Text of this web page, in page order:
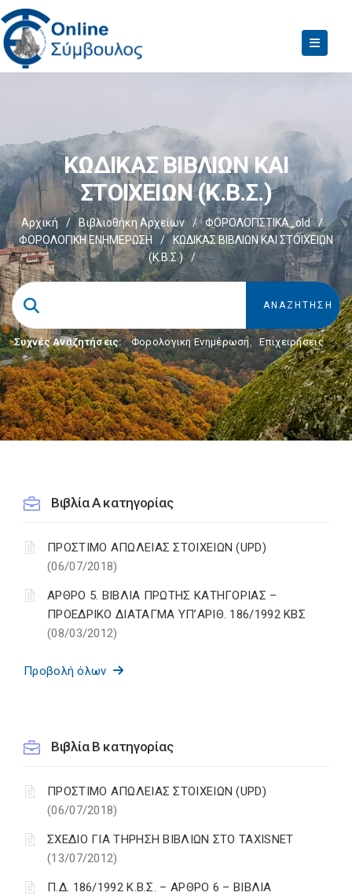
ΚΩΔΙΚΑΣ ΒΙΒΛΙΩΝ ΚΑΙ
ΣΤΟΙΧΕΙΩΝ (Κ.Β.Σ.)
Αρχική / Βιβλιοθήκη Αρχείων / ΦΟΡΟΛΟΓΙΣΤΙΚΑ_old
/
ΦΟΡΟΛΟΓΙΚΗ ΕΝΗΜΕΡΩΣΗ
/
ΚΩΔΙΚΑΣ ΒΙΒΛΙΩΝ ΚΑΙ ΣΤΟΙΧΕΙΩΝ
(Κ.Β.Σ.)
/
Συχνές Αναζητήσεις: Φορολογικη Ενημέρωση, Επιχειρήσεις
Βιβλία Α κατηγορίας
ΠΡΟΣΤΙΜΟ ΑΠΩΛΕΙΑΣ ΣΤΟΙΧΕΙΩΝ (UPD)
(06/07/2018)
ΑΡΘΡΟ 5. ΒΙΒΛΙΑ ΠΡΩΤΗΣ ΚΑΤΗΓΟΡΙΑΣ –
ΠΡΟΕΔΡΙΚΟ ΔΙΑΤΑΓΜΑ ΥΠ’ΑΡΙΘ. 186/1992 ΚΒΣ
(08/03/2012)
Προβολή όλων
Βιβλία Β κατηγορίας
ΠΡΟΣΤΙΜΟ ΑΠΩΛΕΙΑΣ ΣΤΟΙΧΕΙΩΝ (UPD)
(06/07/2018)
ΣΧΕΔΙΟ ΓΙΑ ΤΗΡΗΣΗ ΒΙΒΛΙΩΝ ΣΤΟ TAXISNET
(13/07/2012)
Π.Δ. 186/1992 Κ.Β.Σ. – ΑΡΘΡΟ 6 – ΒΙΒΛΙΑ